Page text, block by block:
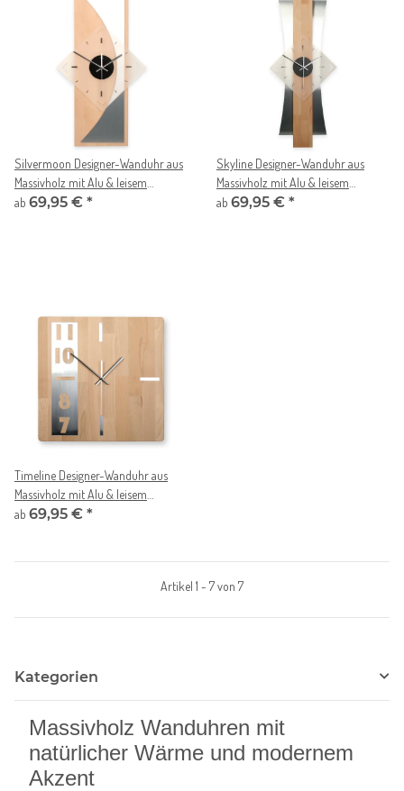
Silvermoon Designer-Wanduhr aus
Massivholz mit Alu & leisem
Uhrwerk
ab 69,95 € *
Skyline Designer-Wanduhr aus
Massivholz mit Alu & leisem
Uhrwerk
ab 69,95 € *
Timeline Designer-Wanduhr aus
Massivholz mit Alu & leisem
Uhrwerk
ab 69,95 € *
Artikel 1 - 7 von 7
Kategorien
Massivholz Wanduhren mit
natürlicher Wärme und modernem
Akzent